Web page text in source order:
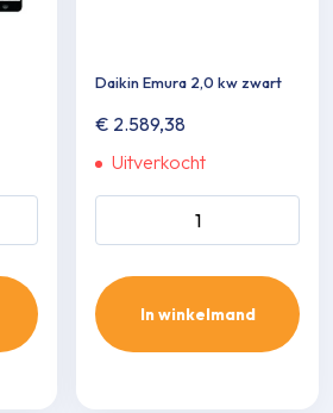
Daikin Emura 2,0 kw zwart
€ 2.589,38
Uitverkocht
In winkelmand